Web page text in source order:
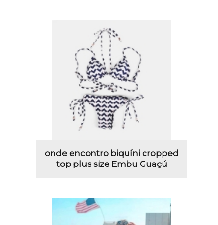
onde encontro biquíni cropped
top plus size Embu Guaçú